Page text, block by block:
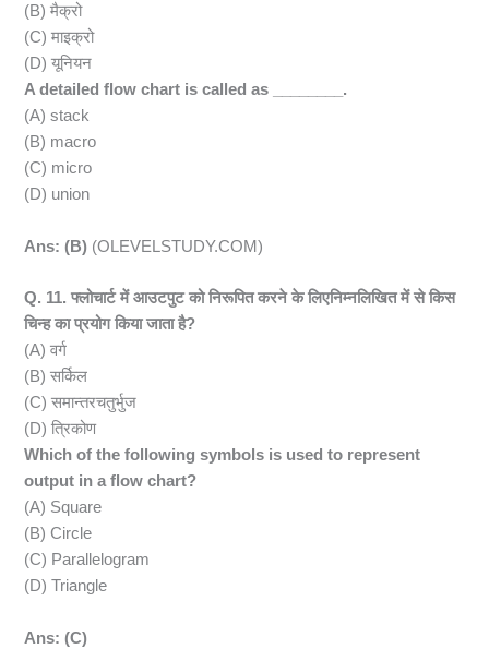
(B) मैक्रो
(C) माइक्रो
(D) यूनियन
A detailed flow chart is called as ________.
(A) stack
(B) macro
(C) micro
(D) union
Ans: (B) (OLEVELSTUDY.COM)
Q. 11. फ्लोचार्ट में आउटपुट को निरूपित करने के लिएनिम्नलिखित में से किस
चिन्ह का प्रयोग किया जाता है?
(A) वर्ग
(B) सर्किल
(C) समान्तरचतुर्भुज
(D) त्रिकोण
Which of the following symbols is used to represent
output in a flow chart?
(A) Square
(B) Circle
(C) Parallelogram
(D) Triangle
Ans: (C)